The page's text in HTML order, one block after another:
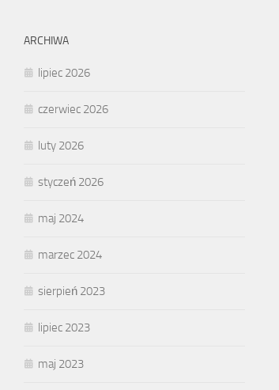
ARCHIWA
lipiec 2026
czerwiec 2026
luty 2026
styczeń 2026
maj 2024
marzec 2024
sierpień 2023
lipiec 2023
maj 2023